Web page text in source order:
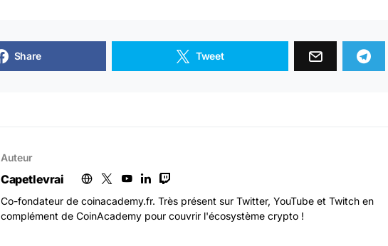
Share Tweet
Auteur
Capetlevrai
Co-fondateur de coinacademy.fr. Très présent sur Twitter, YouTube et Twitch en
complément de CoinAcademy pour couvrir l'écosystème crypto !